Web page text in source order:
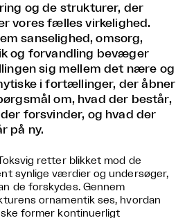
og de strukturer, der
vores fælles virkelighed.
sanselighed, omsorg,
og forvandling bevæger
sig mellem det nære og
i fortællinger, der åbner
om, hvad der består,
der forsvinder, og hvad der
på ny.
retter blikket mod de
synlige værdier og undersøger,
de forskydes. Gennem
ornamentik ses, hvordan
former kontinuerligt